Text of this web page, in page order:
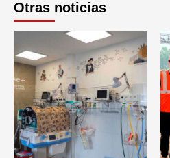
Otras noticias